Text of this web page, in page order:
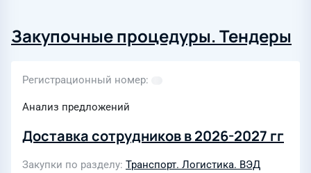
Закупочные процедуры. Тендеры
Регистрационный номер
Анализ предложений
Доставка сотрудников в 2026-2027 гг
Закупки по разделу Транспорт. Логистика. ВЭД